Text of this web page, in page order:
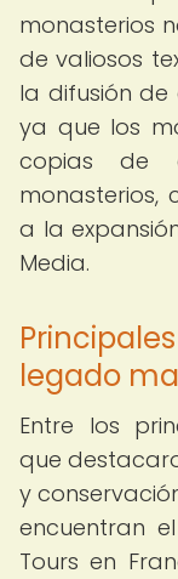
monasterios
de valiosos
la difusión de
ya que los
copias de
monasterios,
a la
Media.
legado
Entre los
que
y
encuentran
Tours en